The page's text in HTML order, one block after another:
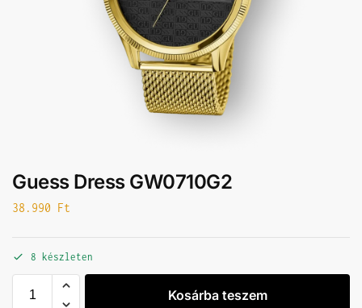
Guess Dress GW0710G2
38.990 Ft
8 készleten
Kosárba teszem